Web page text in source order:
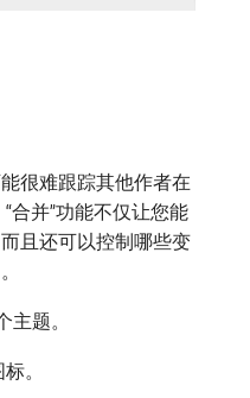
很难跟踪其他作者在
合并”功能不仅让您能
且还可以控制哪些变
题。
。